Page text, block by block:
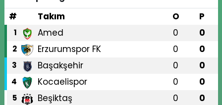
#
Takım O P
1 Amed 0 0
2 Erzurumspor FK 0 0
3 Başakşehir 0 0
4 Kocaelispor 0 0
5 Beşiktaş 0 0